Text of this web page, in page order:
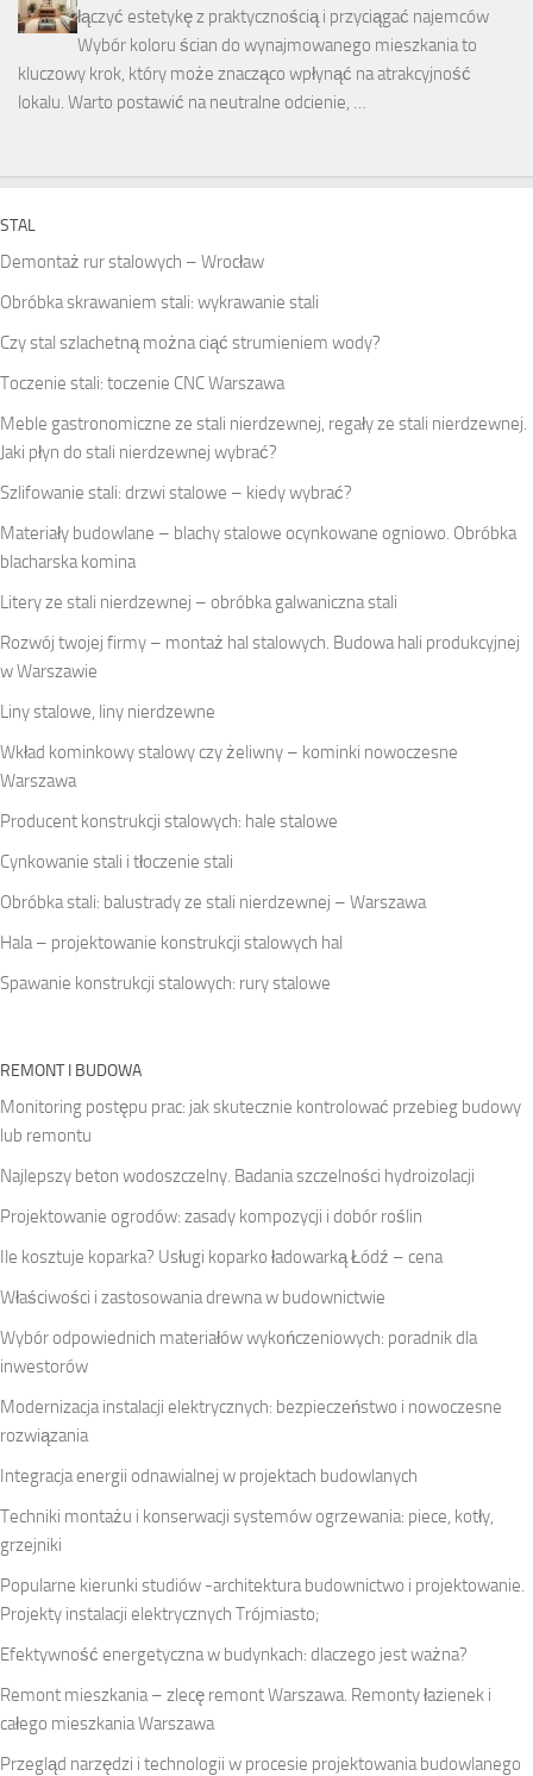
łączyć estetykę z praktycznością i przyciągać najemców
Wybór koloru ścian do wynajmowanego mieszkania to
kluczowy krok, który może znacząco wpłynąć na atrakcyjność
lokalu. Warto postawić na neutralne odcienie, …
STAL
Demontaż rur stalowych – Wrocław
Obróbka skrawaniem stali: wykrawanie stali
Czy stal szlachetną można ciąć strumieniem wody?
Toczenie stali: toczenie CNC Warszawa
Meble gastronomiczne ze stali nierdzewnej, regały ze stali nierdzewnej.
Jaki płyn do stali nierdzewnej wybrać?
Szlifowanie stali: drzwi stalowe – kiedy wybrać?
Materiały budowlane – blachy stalowe ocynkowane ogniowo. Obróbka
blacharska komina
Litery ze stali nierdzewnej – obróbka galwaniczna stali
Rozwój twojej firmy – montaż hal stalowych. Budowa hali produkcyjnej
w Warszawie
Liny stalowe, liny nierdzewne
Wkład kominkowy stalowy czy żeliwny – kominki nowoczesne
Warszawa
Producent konstrukcji stalowych: hale stalowe
Cynkowanie stali i tłoczenie stali
Obróbka stali: balustrady ze stali nierdzewnej – Warszawa
Hala – projektowanie konstrukcji stalowych hal
Spawanie konstrukcji stalowych: rury stalowe
REMONT I BUDOWA
Monitoring postępu prac: jak skutecznie kontrolować przebieg budowy
lub remontu
Najlepszy beton wodoszczelny. Badania szczelności hydroizolacji
Projektowanie ogrodów: zasady kompozycji i dobór roślin
Ile kosztuje koparka? Usługi koparko ładowarką Łódź – cena
Właściwości i zastosowania drewna w budownictwie
Wybór odpowiednich materiałów wykończeniowych: poradnik dla
inwestorów
Modernizacja instalacji elektrycznych: bezpieczeństwo i nowoczesne
rozwiązania
Integracja energii odnawialnej w projektach budowlanych
Techniki montażu i konserwacji systemów ogrzewania: piece, kotły,
grzejniki
Popularne kierunki studiów -architektura budownictwo i projektowanie.
Projekty instalacji elektrycznych Trójmiasto;
Efektywność energetyczna w budynkach: dlaczego jest ważna?
Remont mieszkania – zlecę remont Warszawa. Remonty łazienek i
całego mieszkania Warszawa
Przegląd narzędzi i technologii w procesie projektowania budowlanego